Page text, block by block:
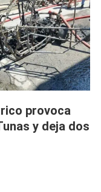
provoca
y deja dos